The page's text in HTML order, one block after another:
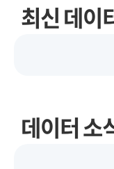
최신 데이
데이터 소